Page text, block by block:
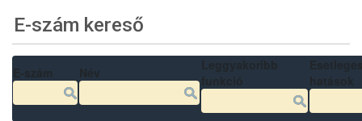
E-szám kereső